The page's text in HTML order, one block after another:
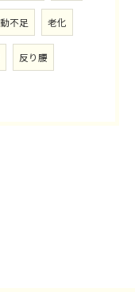
不足 老化
反り腰